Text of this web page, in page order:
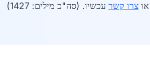
צרו קשר עכשיו. (סה"כ מילים: 1427)